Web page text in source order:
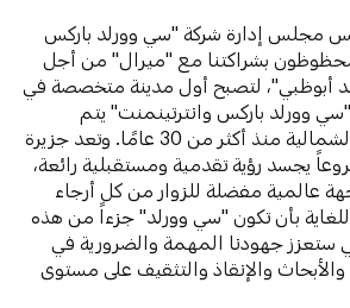
مجلس إدارة شركة "سي وورلد باركس
بشراكتنا مع "ميرال" من أجل
أبوظبي"، لتصبح أول مدينة متخصصة في
"سي وورلد باركس وانترتينمنت" يتم
تطويرها خارج أمريكا الشمالية منذ أكثر من 30 عامًا. وتعد جزيرة
يجسد رؤية تقدمية ومستقبلية رائعة،
عالمية مفضلة للزوار من كل أرجاء
بأن تكون "سي وورلد" جزءاً من هذه
ستعزز جهودنا المهمة والضرورية في
والأبحاث والإنقاذ والتثقيف على مستوى